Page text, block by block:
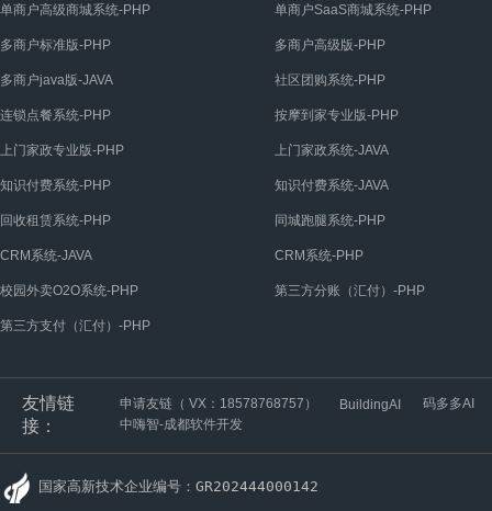
单商户高级商城系统-PHP 单商户SaaS商城系统-PHP
多商户标准版-PHP 多商户高级版-PHP
多商户java版-JAVA 社区团购系统-PHP
连锁点餐系统-PHP 按摩到家专业版-PHP
上门家政专业版-PHP 上门家政系统-JAVA
知识付费系统-PHP 知识付费系统-JAVA
回收租赁系统-PHP 同城跑腿系统-PHP
CRM系统-JAVA CRM系统-PHP
校园外卖O2O系统-PHP 第三方分账（汇付）-PHP
第三方支付（汇付）-PHP
友情链
接：
申请友链（ VX：18578768757） BuildingAI
码多多AI
中嗨智-成都软件开发
国家高新技术企业编号：GR202444000142